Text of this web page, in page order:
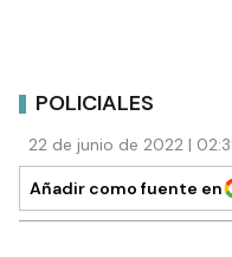
POLICIALES
22 de junio de 2022 |
Añadir como fuente en